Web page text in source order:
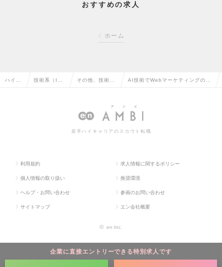
おすすめの求人
ホーム
企業に直接エントリーできる特別求人です
ハイク 技術系（I その他、技術系
信系）の転職
AI技術でWebマーケティングの未
ンジニア募集！の求人情報
若手ハイキャリアのスカウト転職
利用規約 求人情報に関するポリシー
個人情報の取り扱い 推奨環境
ヘルプ・お問い合わせ 参画のお問い合わせ
サイトマップ エン会社概要
© en Inc.